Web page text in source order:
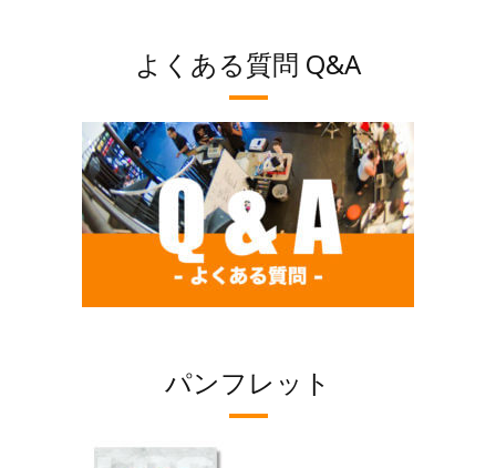
よくある質問 Q&A
パンフレット